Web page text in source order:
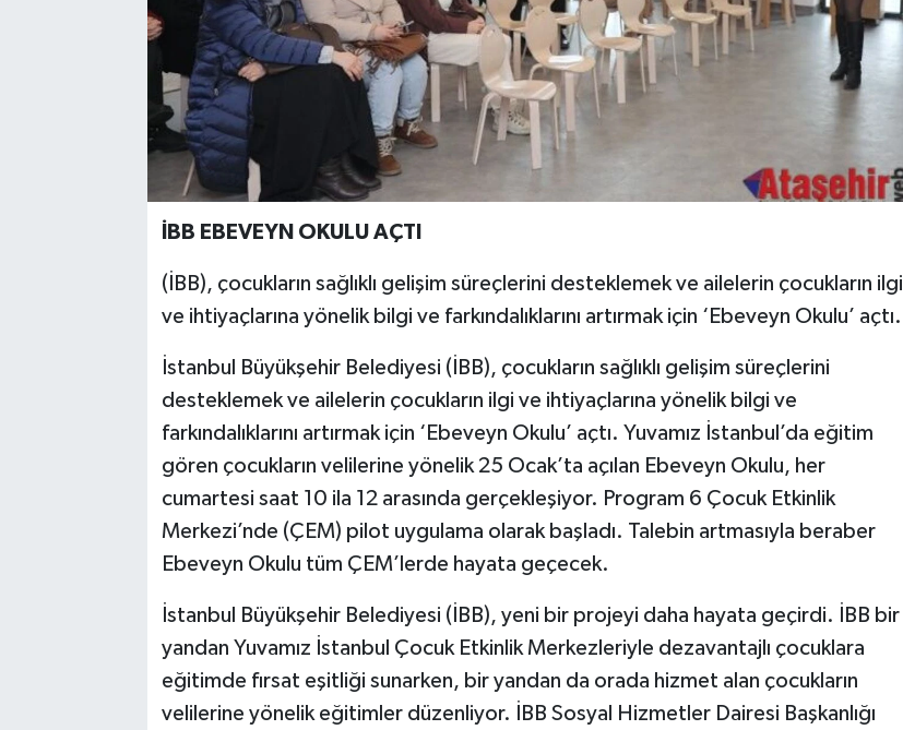
İBB EBEVEYN OKULU AÇTI
(İBB), çocukların sağlıklı gelişim süreçlerini desteklemek ve ailelerin çocukların ilgi
ve ihtiyaçlarına yönelik bilgi ve farkındalıklarını artırmak için ‘Ebeveyn Okulu’ açtı.
İstanbul Büyükşehir Belediyesi (İBB), çocukların sağlıklı gelişim süreçlerini
desteklemek ve ailelerin çocukların ilgi ve ihtiyaçlarına yönelik bilgi ve
farkındalıklarını artırmak için ‘Ebeveyn Okulu’ açtı. Yuvamız İstanbul’da eğitim
gören çocukların velilerine yönelik 25 Ocak’ta açılan Ebeveyn Okulu, her
cumartesi saat 10 ila 12 arasında gerçekleşiyor. Program 6 Çocuk Etkinlik
Merkezi’nde (ÇEM) pilot uygulama olarak başladı. Talebin artmasıyla beraber
Ebeveyn Okulu tüm ÇEM’lerde hayata geçecek.
İstanbul Büyükşehir Belediyesi (İBB), yeni bir projeyi daha hayata geçirdi. İBB bir
yandan Yuvamız İstanbul Çocuk Etkinlik Merkezleriyle dezavantajlı çocuklara
eğitimde fırsat eşitliği sunarken, bir yandan da orada hizmet alan çocukların
velilerine yönelik eğitimler düzenliyor. İBB Sosyal Hizmetler Dairesi Başkanlığı